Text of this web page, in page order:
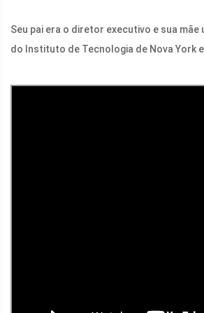
Seu pai era o diretor executivo e sua
do Instituto de Tecnologia de Nova York